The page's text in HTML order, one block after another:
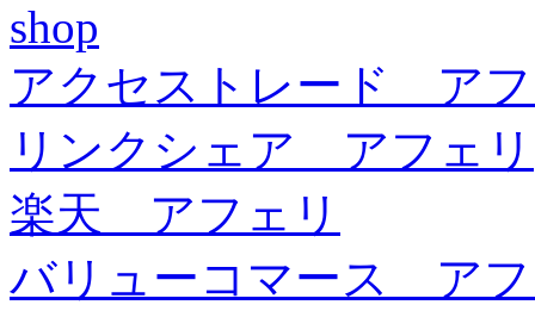
shop
アクセストレード ア
リンクシェア アフェリ
楽天 アフェリ
バリューコマース ア